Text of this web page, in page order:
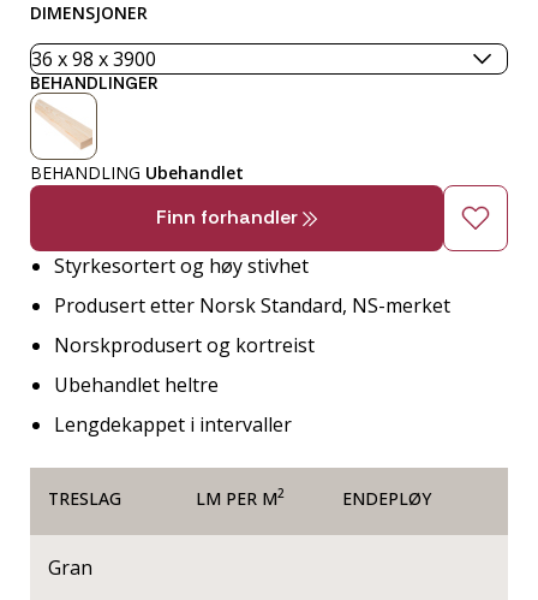
DIMENSJONER
BEHANDLINGER
BEHANDLING Ubehandlet
Finn forhandler
Styrkesortert og høy stivhet
Produsert etter Norsk Standard, NS-merket
Norskprodusert og kortreist
Ubehandlet heltre
Lengdekappet i intervaller
TRESLAG LM PER M2 ENDEPLØY
Gran